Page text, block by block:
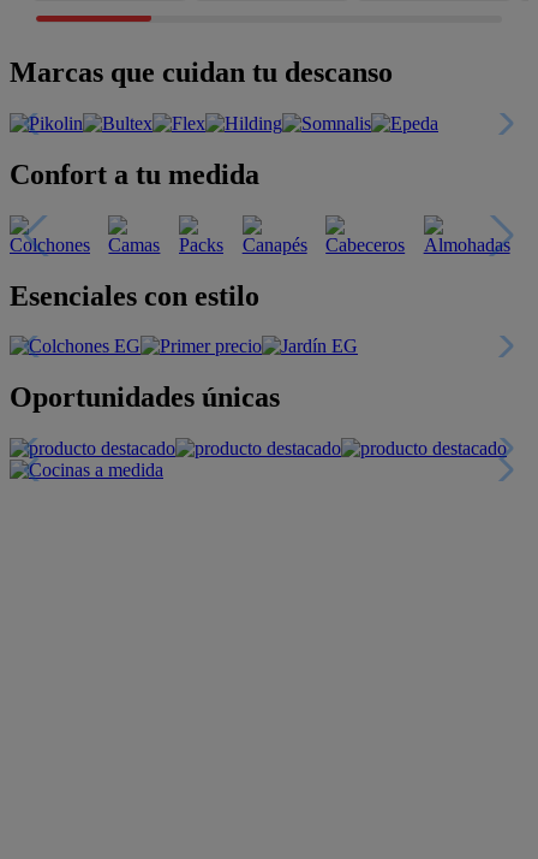
Marcas que cuidan tu descanso
Confort a tu medida
Esenciales con estilo
Oportunidades únicas